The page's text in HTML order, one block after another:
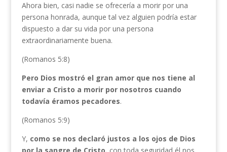
Ahora bien, casi nadie se ofrecería a morir por una
persona honrada, aunque tal vez alguien podría estar
dispuesto a dar su vida por una persona
extraordinariamente buena.
(Romanos 5:8)
Pero Dios mostró el gran amor que nos tiene al
enviar a Cristo a morir por nosotros cuando
todavía éramos pecadores.
(Romanos 5:9)
Y, como se nos declaró justos a los ojos de Dios